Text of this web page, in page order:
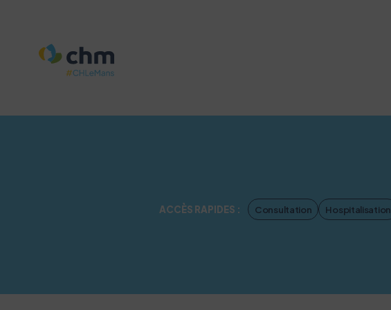
ACCÈS RAPIDES :
Consultation Hospitalisation